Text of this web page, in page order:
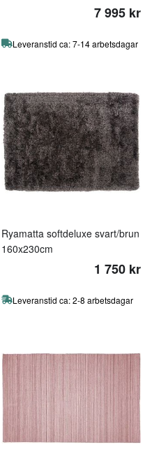
7 995 kr
Leveranstid ca: 7-14 arbetsdagar
Ryamatta softdeluxe svart/brun
160x230cm
1 750 kr
Leveranstid ca: 2-8 arbetsdagar